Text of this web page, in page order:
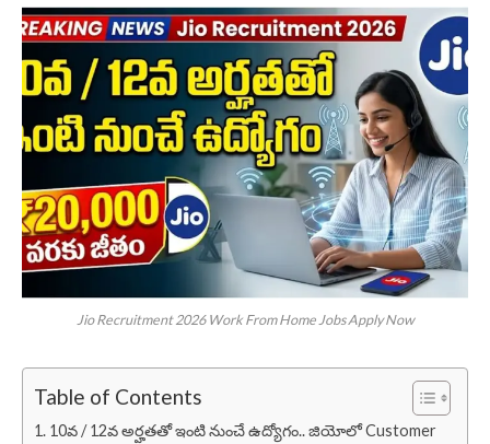
Jio Recruitment 2026 Work From Home Jobs Apply Now
Table of Contents
10వ / 12వ అర్హతతో ఇంటి నుంచే ఉద్యోగం.. జియోలో Customer